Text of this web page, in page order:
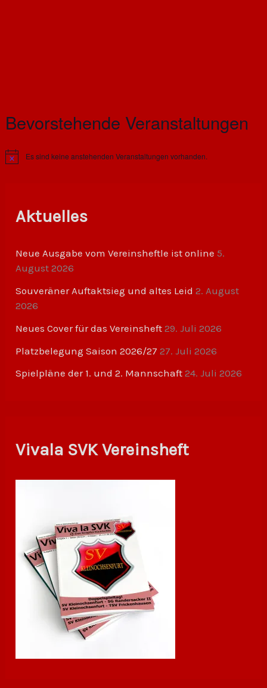
Bevorstehende Veranstaltungen
H
Es sind keine anstehenden Veranstaltungen vorhanden.
Aktuelles
Neue Ausgabe vom Vereinsheftle ist online 5.
August 2026
Souveräner Auftaktsieg und altes Leid 2. August
2026
Neues Cover für das Vereinsheft 29. Juli 2026
Platzbelegung Saison 2026/27 27. Juli 2026
Spielpläne der 1. und 2. Mannschaft 24. Juli 2026
Vivala SVK Vereinsheft